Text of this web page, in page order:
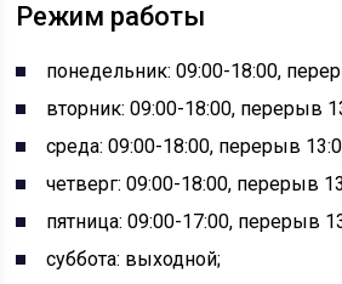
Режим работы
понедельник: 09:00-18:00,
вторник: 09:00-18:00, перерыв
среда: 09:00-18:00, перерыв
четверг: 09:00-18:00, перерыв
пятница: 09:00-17:00, перерыв
суббота: выходной;